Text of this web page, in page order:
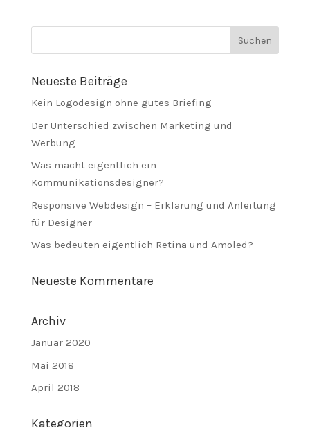
Neueste Beiträge
Kein Logodesign ohne gutes Briefing
Der Unterschied zwischen Marketing und
Werbung
Was macht eigentlich ein
Kommunikationsdesigner?
Responsive Webdesign – Erklärung und Anleitung
für Designer
Was bedeuten eigentlich Retina und Amoled?
Neueste Kommentare
Archiv
Januar 2020
Mai 2018
April 2018
Kategorien